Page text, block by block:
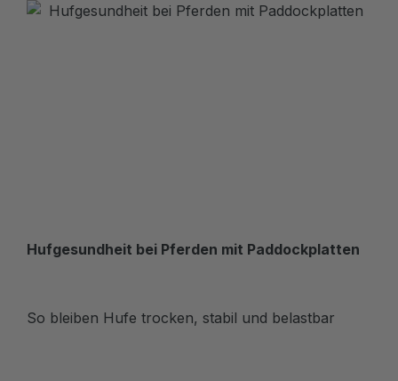
Hufgesundheit bei Pferden mit Paddockplatten
So bleiben Hufe trocken, stabil und belastbar